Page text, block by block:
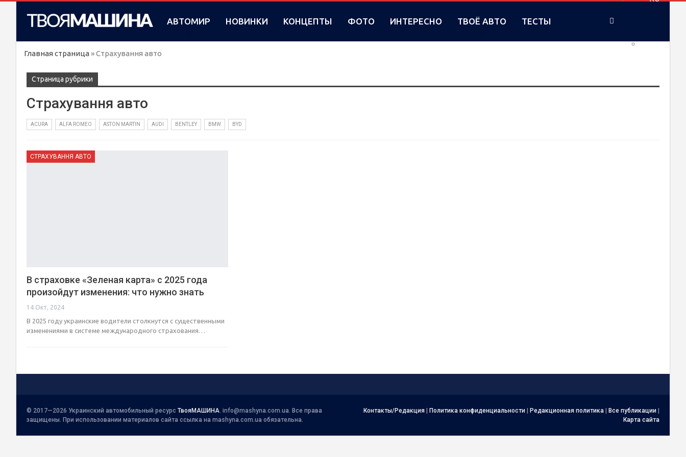
UA
АВТОМИР НОВИНКИ КОНЦЕПТЫ ФОТО ИНТЕРЕСНО ТВОЁ АВТО ТЕСТЫ
Главная страница »Страхування авто
Cтраница рубрики
Страхування авто
ACURA ALFA ROMEO ASTON MARTIN AUDI BENTLEY BMW BYD
СТРАХУВАННЯ АВТО
В страховке «Зеленая карта» с 2025 года
произойдут изменения: что нужно знать
14 Окт, 2024
В 2025 году украинские водители столкнутся с существенными
изменениями в системе международного страхования…
© 2017—2026 Украинский автомобильный ресурс ТвояМАШИНА. info@mashyna.com.ua. Все права
защищены. При использовании материалов сайта ссылка на mashyna.com.ua обязательна.
Контакты/Редакция Политика конфиденциальности Редакционная политика Все публикации
Карта сайта